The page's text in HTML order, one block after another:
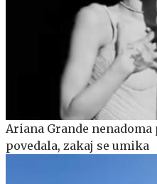
Ariana Grande
povedala, zakaj se umika